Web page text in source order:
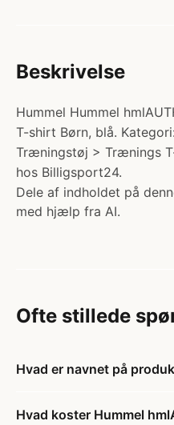
Beskrivelse
Hummel Hummel
T-shirt Børn, blå.
Træningstøj > Trænings
hos Billigsport24.
Dele af indholdet på
med hjælp fra AI.
Ofte stillede
Hvad er navnet på
Hvad koster Hummel